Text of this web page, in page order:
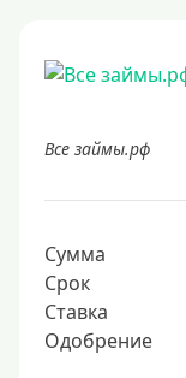
Все займы.рф
Сумма
Срок
Ставка
Одобрение